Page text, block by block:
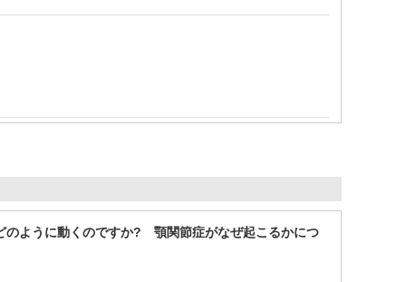
ように動くのですか? 顎関節症がなぜ起こるかにつ